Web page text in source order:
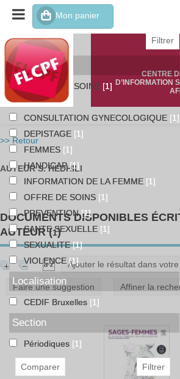
CENTRE
D’INFORMATION
>> Retour
AUTEUR S. HEDHILI
DOCUMENTS DISPONIBLES
AUTEUR (1)
Ajouter le résultat dans
Faire une suggestion Affiner la
affiner ou comparer
Catégories
ACCES AUX SOINS [1]
BESOINS[1]
CONSULTATION GYNECOLOGIQUE [1]
DEPISTAGE [1]
FEMMES [1]
HANDICAP[1]
INFORMATION DE LA FEMME [1]
OFFRE DE SOINS [1]
PREVENTION[1]
SANTE SEXUELLE [1]
SEXUALITE[1]
VIOLENCE [1]
Localisation
CEDIF Bruxelles [1]
Section
Périodiques [1]